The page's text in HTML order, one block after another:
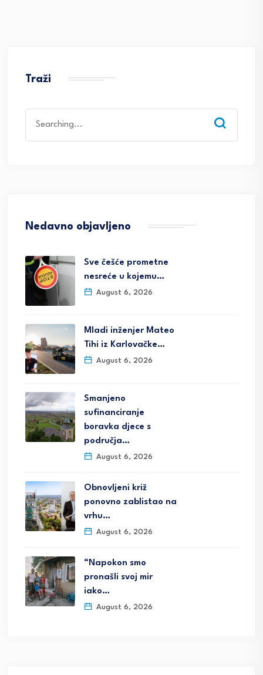
Traži
for:
Nedavno objavljeno
Sve češće prometne
nesreće u kojemu…
August 6, 2026
Mladi inženjer Mateo
Tihi iz Karlovačke…
August 6, 2026
Smanjeno
sufinanciranje
boravka djece s
područja…
August 6, 2026
Obnovljeni križ
ponovno zablistao na
vrhu…
August 6, 2026
“Napokon smo
pronašli svoj mir
iako…
August 6, 2026